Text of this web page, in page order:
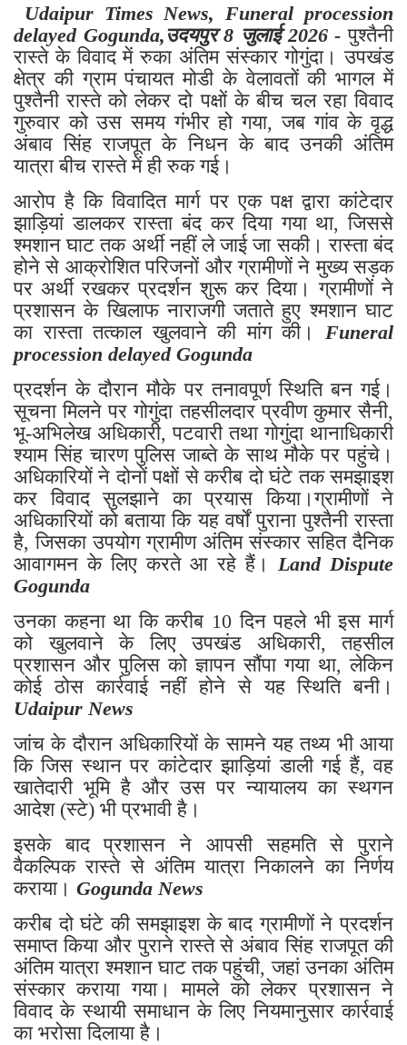
Udaipur Times News, Funeral procession
delayed Gogunda,उदयपुर 8 जुलाई 2026 - पुश्तैनी
रास्ते के विवाद में रुका अंतिम संस्कार गोगुंदा। उपखंड
क्षेत्र की ग्राम पंचायत मोडी के वेलावतों की भागल में
पुश्तैनी रास्ते को लेकर दो पक्षों के बीच चल रहा विवाद
गुरुवार को उस समय गंभीर हो गया, जब गांव के वृद्ध
अंबाव सिंह राजपूत के निधन के बाद उनकी अंतिम
यात्रा बीच रास्ते में ही रुक गई।
आरोप है कि विवादित मार्ग पर एक पक्ष द्वारा कांटेदार
झाड़ियां डालकर रास्ता बंद कर दिया गया था, जिससे
श्मशान घाट तक अर्थी नहीं ले जाई जा सकी। रास्ता बंद
होने से आक्रोशित परिजनों और ग्रामीणों ने मुख्य सड़क
पर अर्थी रखकर प्रदर्शन शुरू कर दिया। ग्रामीणों ने
प्रशासन के खिलाफ नाराजगी जताते हुए श्मशान घाट
का रास्ता तत्काल खुलवाने की मांग की।
Funeral
procession delayed Gogunda
प्रदर्शन के दौरान मौके पर तनावपूर्ण स्थिति बन गई।
सूचना मिलने पर गोगुंदा तहसीलदार प्रवीण कुमार सैनी,
भू-अभिलेख अधिकारी, पटवारी तथा गोगुंदा थानाधिकारी
श्याम सिंह चारण पुलिस जाब्ते के साथ मौके पर पहुंचे।
अधिकारियों ने दोनों पक्षों से करीब दो घंटे तक समझाइश
कर विवाद सुलझाने का प्रयास किया।ग्रामीणों ने
अधिकारियों को बताया कि यह वर्षों पुराना पुश्तैनी रास्ता
है, जिसका उपयोग ग्रामीण अंतिम संस्कार सहित दैनिक
आवागमन के लिए करते आ रहे हैं। Land Dispute
Gogunda
उनका कहना था कि करीब 10 दिन पहले भी इस मार्ग
को खुलवाने के लिए उपखंड अधिकारी, तहसील
प्रशासन और पुलिस को ज्ञापन सौंपा गया था, लेकिन
कोई ठोस कार्रवाई नहीं होने से यह स्थिति बनी।
Udaipur News
जांच के दौरान अधिकारियों के सामने यह तथ्य भी आया
कि जिस स्थान पर कांटेदार झाड़ियां डाली गई हैं, वह
खातेदारी भूमि है और उस पर न्यायालय का स्थगन
आदेश (स्टे) भी प्रभावी है।
इसके बाद प्रशासन ने आपसी सहमति से पुराने
वैकल्पिक रास्ते से अंतिम यात्रा निकालने का निर्णय
कराया। Gogunda News
करीब दो घंटे की समझाइश के बाद ग्रामीणों ने प्रदर्शन
समाप्त किया और पुराने रास्ते से अंबाव सिंह राजपूत की
अंतिम यात्रा श्मशान घाट तक पहुंची, जहां उनका अंतिम
संस्कार कराया गया। मामले को लेकर प्रशासन ने
विवाद के स्थायी समाधान के लिए नियमानुसार कार्रवाई
का भरोसा दिलाया है।